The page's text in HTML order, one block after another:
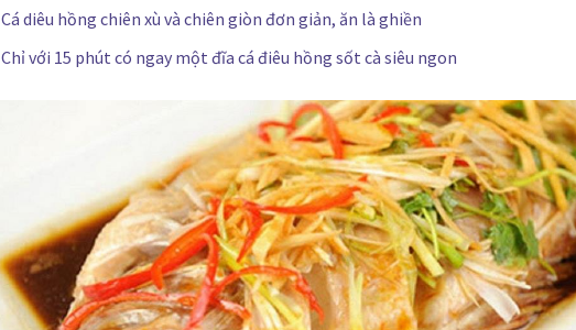
Cá diêu hồng chiên xù và chiên giòn đơn giản, ăn là ghiền
Chỉ với 15 phút có ngay một đĩa cá điêu hồng sốt cà siêu ngon